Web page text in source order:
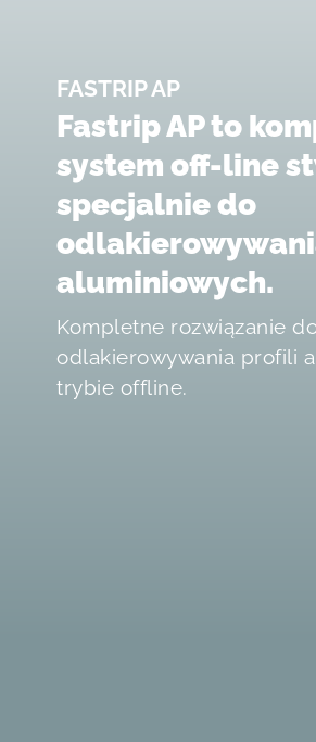
FASTRIP AP
Fastrip AP to
system off-line
specjalnie do
aluminiowych.
Kompletne rozwiązanie
odlakierowywania profili
trybie offline.